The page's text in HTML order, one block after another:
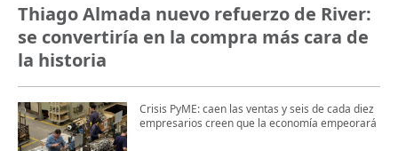
Thiago Almada nuevo refuerzo de River:
se convertiría en la compra más cara de
la historia
Crisis PyME: caen las ventas y seis de cada diez
empresarios creen que la economía empeorará